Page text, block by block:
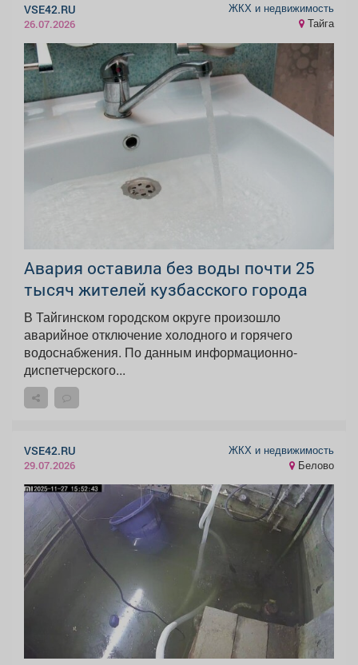
VSE42.RU
26.07.2026
ЖКХ и недвижимость
Тайга
Авария оставила без воды почти 25
тысяч жителей кузбасского города
В Тайгинском городском округе произошло
аварийное отключение холодного и горячего
водоснабжения. По данным информационно-
диспетчерского...
VSE42.RU
29.07.2026
ЖКХ и недвижимость
Белово